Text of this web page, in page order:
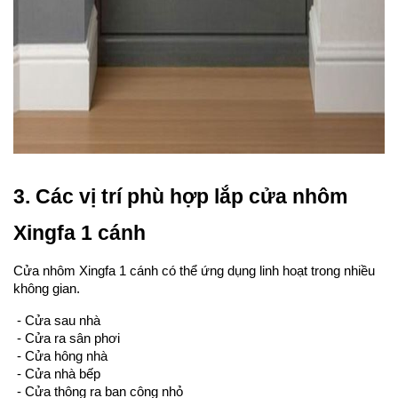
3. Các vị trí phù hợp lắp cửa nhôm
Xingfa 1 cánh
Cửa nhôm Xingfa 1 cánh có thể ứng dụng linh hoạt trong nhiều
không gian.
- Cửa sau nhà
- Cửa ra sân phơi
- Cửa hông nhà
- Cửa nhà bếp
- Cửa thông ra ban công nhỏ